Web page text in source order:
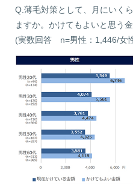
Q.薄毛対策として、月にいく
ますか。かけてもよいと思う
(実数回答 n=男性：1,446/女